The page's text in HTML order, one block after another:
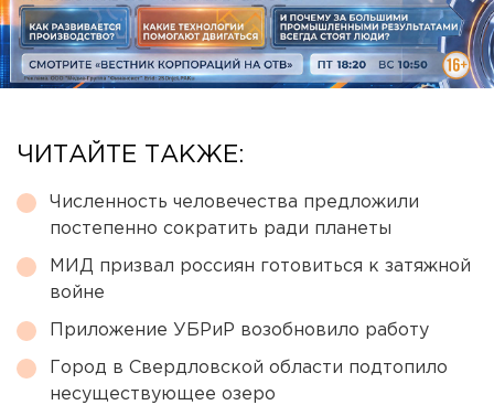
ЧИТАЙТЕ ТАКЖЕ:
Численность человечества предложили
постепенно сократить ради планеты
МИД призвал россиян готовиться к затяжной
войне
Приложение УБРиР возобновило работу
Город в Свердловской области подтопило
несуществующее озеро